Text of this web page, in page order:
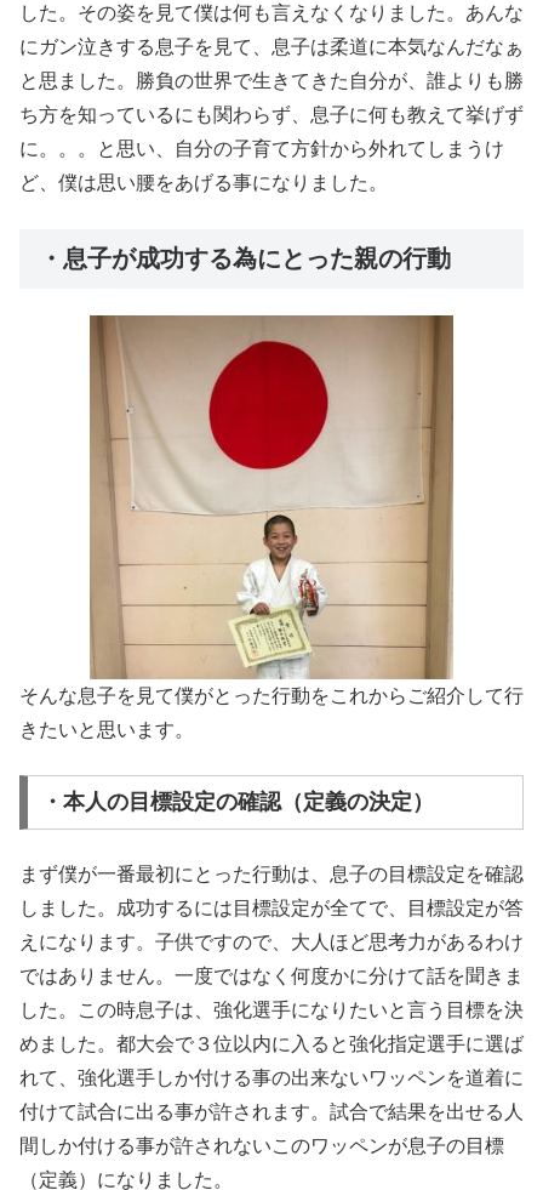
した。その姿を見て僕は何も言えなくなりました。あんな
にガン泣きする息子を見て、息子は柔道に本気なんだなぁ
と思ました。勝負の世界で生きてきた自分が、誰よりも勝
ち方を知っているにも関わらず、息子に何も教えて挙げず
に。。。と思い、自分の子育て方針から外れてしまうけ
ど、僕は思い腰をあげる事になりました。
・息子が成功する為にとった親の行動
そんな息子を見て僕がとった行動をこれからご紹介して行
きたいと思います。
・本人の目標設定の確認（定義の決定）
まず僕が一番最初にとった行動は、息子の目標設定を確認
しました。成功するには目標設定が全てで、目標設定が答
えになります。子供ですので、大人ほど思考力があるわけ
ではありません。一度ではなく何度かに分けて話を聞きま
した。この時息子は、強化選手になりたいと言う目標を決
めました。都大会で３位以内に入ると強化指定選手に選ば
れて、強化選手しか付ける事の出来ないワッペンを道着に
付けて試合に出る事が許されます。試合で結果を出せる人
間しか付ける事が許されないこのワッペンが息子の目標
（定義）になりました。